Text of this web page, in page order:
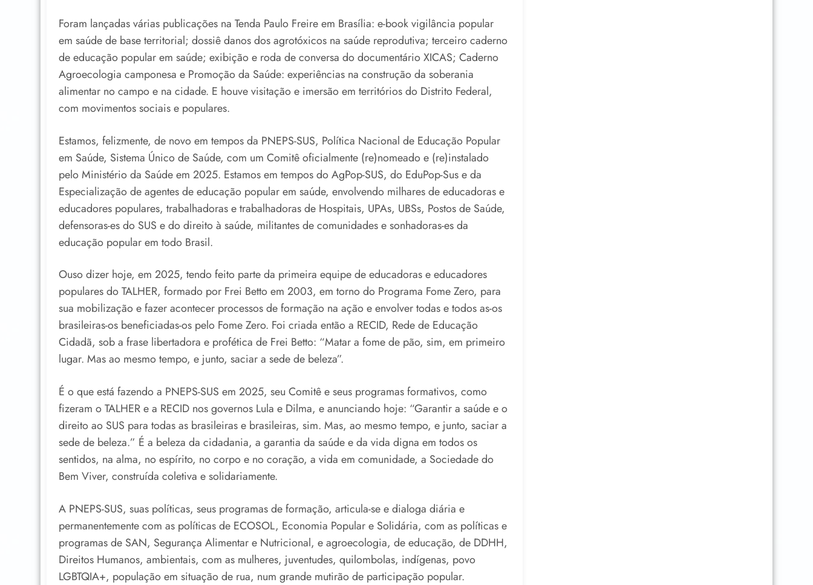
Foram lançadas várias publicações na Tenda Paulo Freire em Brasília: e-book vigilância popular
em saúde de base territorial; dossiê danos dos agrotóxicos na saúde reprodutiva; terceiro caderno
de educação popular em saúde; exibição e roda de conversa do documentário XICAS; Caderno
Agroecologia camponesa e Promoção da Saúde: experiências na construção da soberania
alimentar no campo e na cidade. E houve visitação e imersão em territórios do Distrito Federal,
com movimentos sociais e populares.
Estamos, felizmente, de novo em tempos da PNEPS-SUS, Política Nacional de Educação Popular
em Saúde, Sistema Único de Saúde, com um Comitê oficialmente (re)nomeado e (re)instalado
pelo Ministério da Saúde em 2025. Estamos em tempos do AgPop-SUS, do EduPop-Sus e da
Especialização de agentes de educação popular em saúde, envolvendo milhares de educadoras e
educadores populares, trabalhadoras e trabalhadoras de Hospitais, UPAs, UBSs, Postos de Saúde,
defensoras-es do SUS e do direito à saúde, militantes de comunidades e sonhadoras-es da
educação popular em todo Brasil.
Ouso dizer hoje, em 2025, tendo feito parte da primeira equipe de educadoras e educadores
populares do TALHER, formado por Frei Betto em 2003, em torno do Programa Fome Zero, para
sua mobilização e fazer acontecer processos de formação na ação e envolver todas e todos as-os
brasileiras-os beneficiadas-os pelo Fome Zero. Foi criada então a RECID, Rede de Educação
Cidadã, sob a frase libertadora e profética de Frei Betto: “Matar a fome de pão, sim, em primeiro
lugar. Mas ao mesmo tempo, e junto, saciar a sede de beleza”.
É o que está fazendo a PNEPS-SUS em 2025, seu Comitê e seus programas formativos, como
fizeram o TALHER e a RECID nos governos Lula e Dilma, e anunciando hoje: “Garantir a saúde e o
direito ao SUS para todas as brasileiras e brasileiras, sim. Mas, ao mesmo tempo, e junto, saciar a
sede de beleza.” É a beleza da cidadania, a garantia da saúde e da vida digna em todos os
sentidos, na alma, no espírito, no corpo e no coração, a vida em comunidade, a Sociedade do
Bem Viver, construída coletiva e solidariamente.
A PNEPS-SUS, suas políticas, seus programas de formação, articula-se e dialoga diária e
permanentemente com as políticas de ECOSOL, Economia Popular e Solidária, com as políticas e
programas de SAN, Segurança Alimentar e Nutricional, e agroecologia, de educação, de DDHH,
Direitos Humanos, ambientais, com as mulheres, juventudes, quilombolas, indígenas, povo
LGBTQIA+, população em situação de rua, num grande mutirão de participação popular.